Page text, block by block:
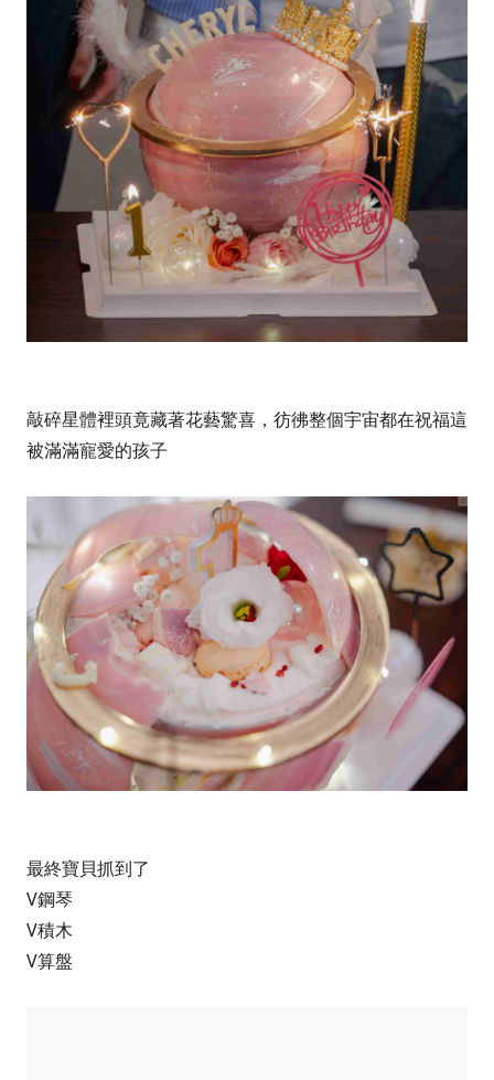
敲碎星體裡頭竟藏著花藝驚喜，彷彿整個宇宙都在祝福這
被滿滿寵愛的孩子
最終寶貝抓到了
V鋼琴
V積木
V算盤